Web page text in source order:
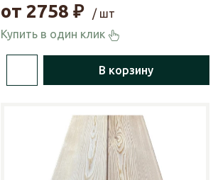
от 2758 ₽
/ шт
Купить в один клик
В корзину